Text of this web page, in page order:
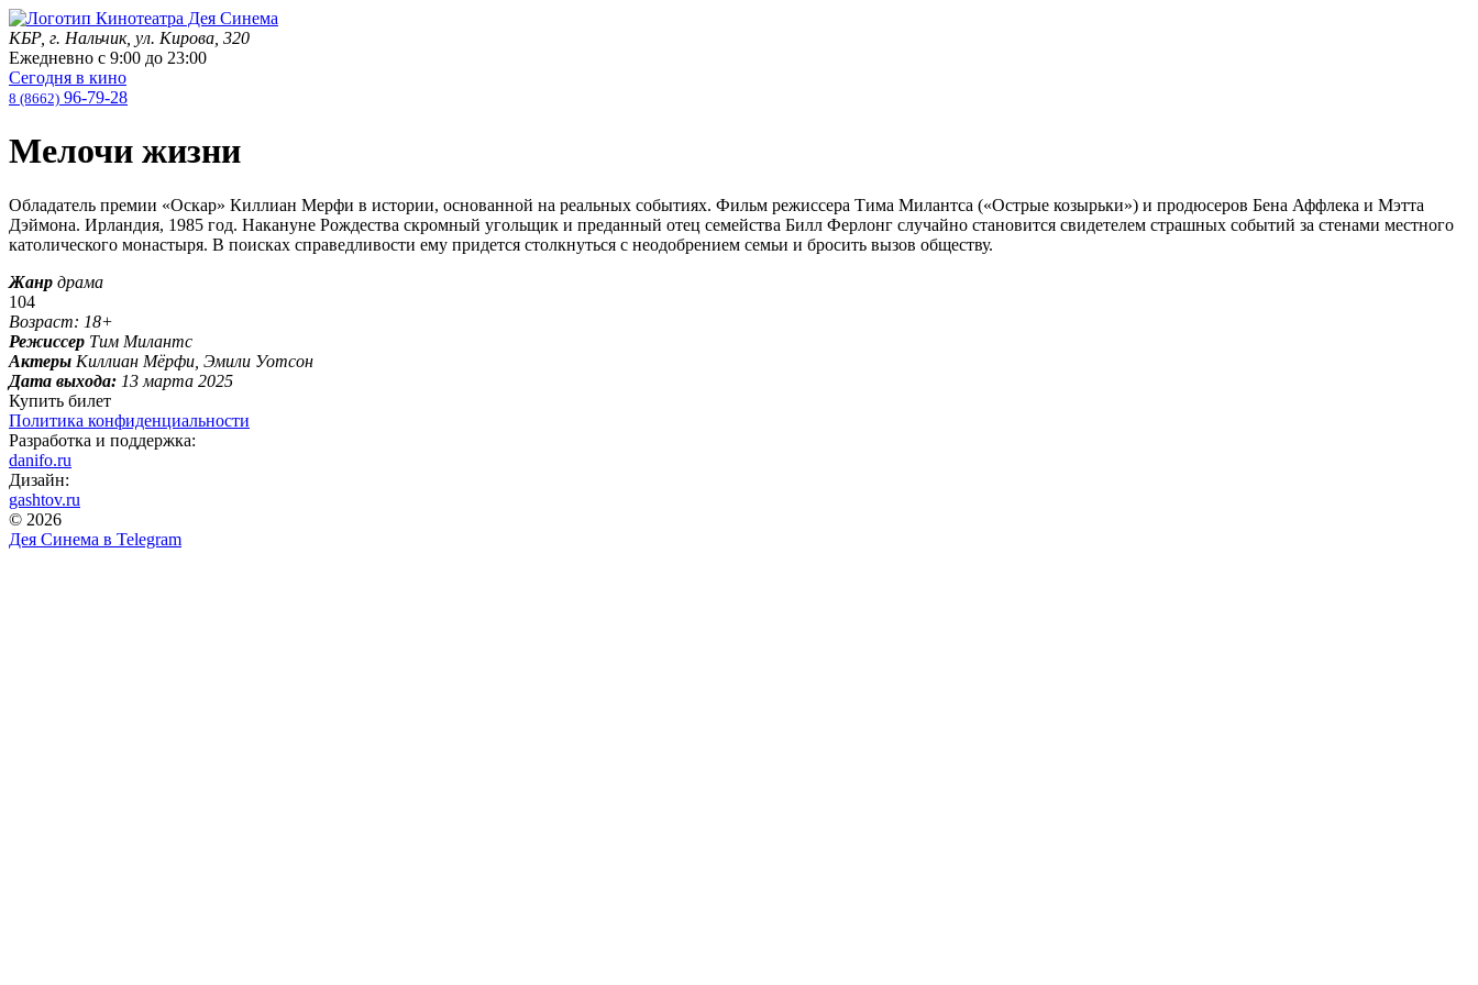
КБР, г. Нальчик, ул. Кирова, 320
Ежедневно с 9:00 до 23:00
Сегодня в кино
8 (8662) 96-79-28
Мелочи жизни
Обладатель премии «Оскар» Киллиан Мерфи в истории, основанной на реальных событиях. Фильм режиссера Тима Милантса («Острые козырьки») и продюсеров Бена Аффлека и Мэтта
Дэймона. Ирландия, 1985 год. Накануне Рождества скромный угольщик и преданный отец семейства Билл Ферлонг случайно становится свидетелем страшных событий за стенами местного
католического монастыря. В поисках справедливости ему придется столкнуться с неодобрением семьи и бросить вызов обществу.
Жанр драма
104
Возраст: 18+
Режиссер Тим Милантс
Актеры Киллиан Мёрфи, Эмили Уотсон
Дата выхода: 13 марта 2025
Купить билет
Политика конфиденциальности
Разработка и поддержка:
danifo.ru
Дизайн:
gashtov.ru
© 2026
Дея Синема в Telegram